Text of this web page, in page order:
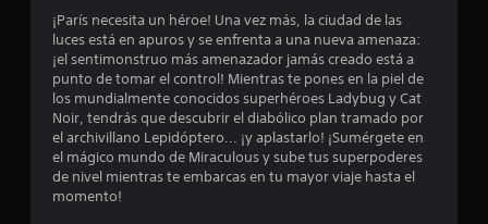
e
d
i
o
:
¡París necesita un héroe! Una vez más, la ciudad de las
luces está en apuros y se enfrenta a una nueva amenaza:
¡el sentimonstruo más amenazador jamás creado está a
punto de tomar el control! Mientras te pones en la piel de
los mundialmente conocidos superhéroes Ladybug y Cat
Noir, tendrás que descubrir el diabólico plan tramado por
el archivillano Lepidóptero... ¡y aplastarlo! ¡Sumérgete en
el mágico mundo de Miraculous y sube tus superpoderes
de nivel mientras te embarcas en tu mayor viaje hasta el
momento!